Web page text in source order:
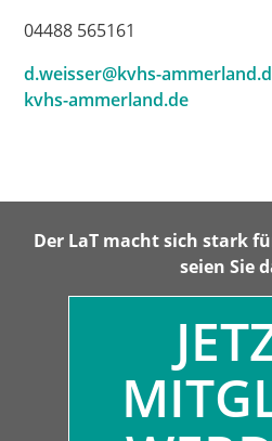
04488 565161
d.weisser@kvhs-
kvhs-ammerland.de
Der LaT macht sich stark
seien Sie